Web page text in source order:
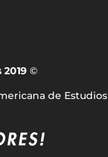
©
de Estudios